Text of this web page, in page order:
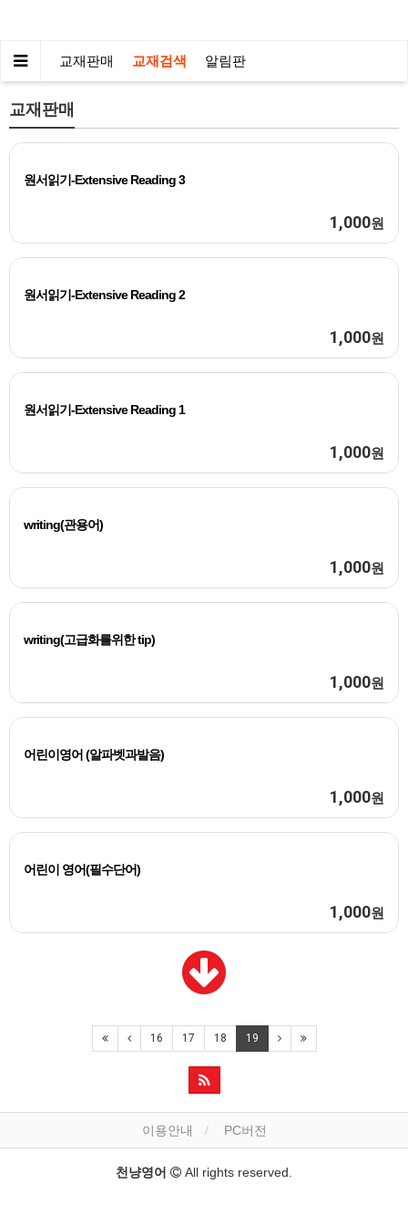
교재판매 교재검색 알림판
교재판매
원서읽기-Extensive Reading 3
1,000원
원서읽기-Extensive Reading 2
1,000원
원서읽기-Extensive Reading 1
1,000원
writing(관용어)
1,000원
writing(고급화를위한 tip)
1,000원
어린이영어 (알파벳과발음)
1,000원
어린이 영어(필수단어)
1,000원
16 17 18 19
이용안내 PC버전
천냥영어 All rights reserved.